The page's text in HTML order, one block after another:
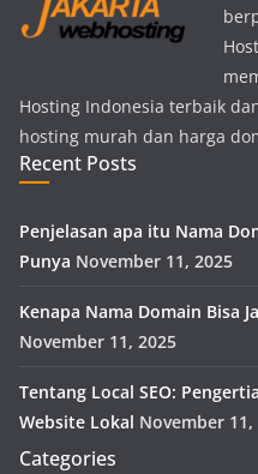
Hosting Indonesia terbaik
hosting murah dan harga
Recent Posts
Penjelasan apa itu Nama
Punya November 11, 2025
Kenapa Nama Domain Bisa
November 11, 2025
Tentang Local SEO:
Website Lokal November 11,
Categories